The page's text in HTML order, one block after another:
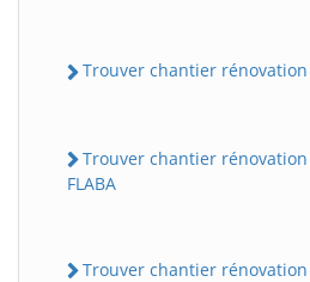
Trouver chantier rénovation
Trouver chantier rénovation
FLABA
Trouver chantier rénovation